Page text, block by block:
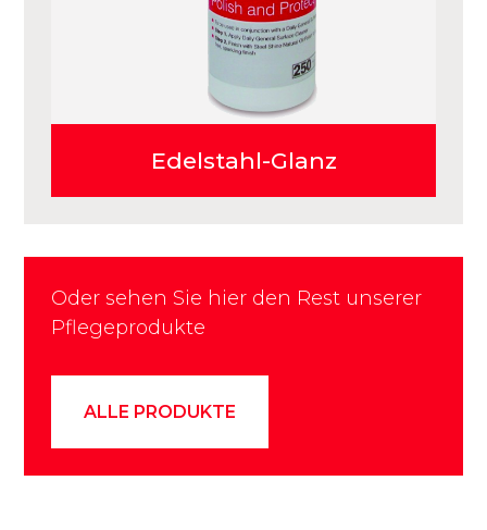
Edelstahl-Glanz
Oder sehen Sie hier den Rest unserer
Pflegeprodukte
ALLE PRODUKTE